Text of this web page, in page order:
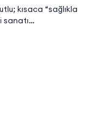
kısaca “sağlıkla
sanatı…